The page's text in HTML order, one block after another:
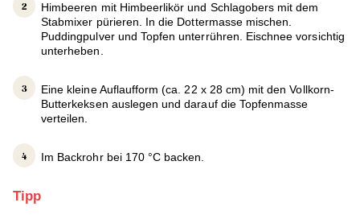
Himbeeren mit Himbeerlikör und Schlagobers mit dem
Stabmixer pürieren. In die Dottermasse mischen.
Puddingpulver und Topfen unterrühren. Eischnee vorsichtig
unterheben.
Eine kleine Auflaufform (ca. 22 x 28 cm) mit den Vollkorn-
Butterkeksen auslegen und darauf die Topfenmasse
verteilen.
Im Backrohr bei 170 °C backen.
Tipp